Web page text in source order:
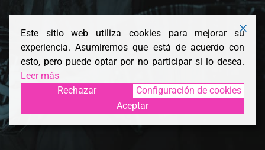
Este sitio web utiliza cookies para mejorar su
experiencia. Asumiremos que está de acuerdo con
esto, pero puede optar por no participar si lo desea.
Leer más
Rechazar
Configuración de cookies
Aceptar